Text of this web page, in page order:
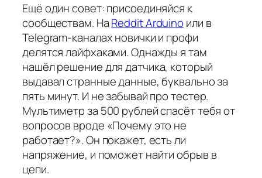
Ещё один совет: присоединяйся к
сообществам. НаReddit Arduino или в
Telegram-каналах новички и профи
делятся лайфхаками. Однажды я там
нашёл решение для датчика, который
выдавал странные данные, буквально за
пять минут. И не забывай про тестер.
Мультиметр за 500 рублей спасёт тебя от
вопросов вроде «Почему это не
работает?». Он покажет, есть ли
напряжение, и поможет найти обрыв в
цепи.